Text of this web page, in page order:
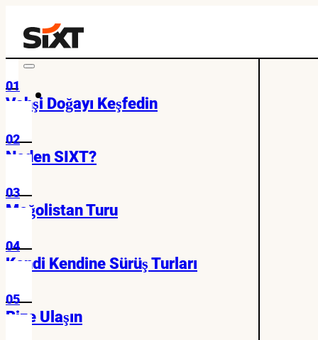
01
Vahşi Doğayı Keşfedin
02
Neden SIXT?
03
Moğolistan Turu
04
Kendi Kendine Sürüş Turları
05
Bize Ulaşın